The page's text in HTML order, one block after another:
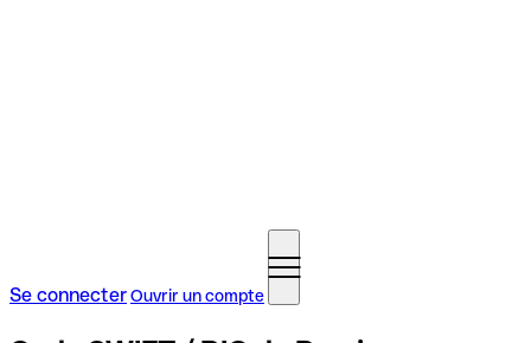
Se connecterOuvrir un compte